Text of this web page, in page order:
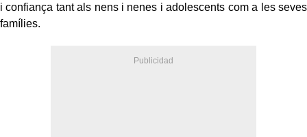
i confiança tant als nens i nenes i adolescents com a les seves
famílies.